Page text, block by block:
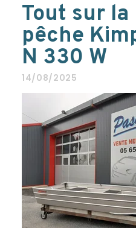
Tout sur la
pêche
N 330 W
14/08/2025